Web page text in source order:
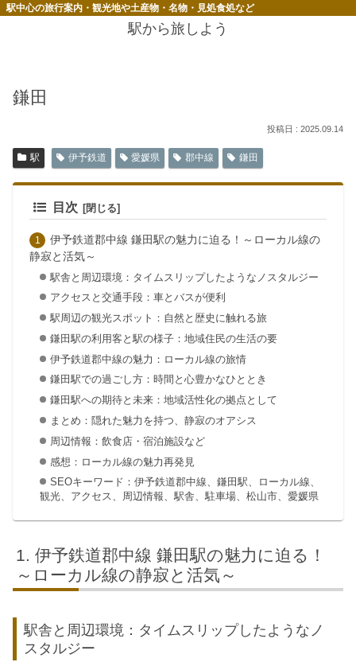
駅中心の旅行案内・観光地や土産物・名物・見処食処など
駅から旅しよう
鎌田
2025.09.14
駅 伊予鉄道 愛媛県 郡中線 鎌田
目次
伊予鉄道郡中線 鎌田駅の魅力に迫る！～ローカル線の
静寂と活気～
駅舎と周辺環境：タイムスリップしたようなノスタルジー
アクセスと交通手段：車とバスが便利
駅周辺の観光スポット：自然と歴史に触れる旅
鎌田駅の利用客と駅の様子：地域住民の生活の要
伊予鉄道郡中線の魅力：ローカル線の旅情
鎌田駅での過ごし方：時間と心豊かなひととき
鎌田駅への期待と未来：地域活性化の拠点として
まとめ：隠れた魅力を持つ、静寂のオアシス
周辺情報：飲食店・宿泊施設など
感想：ローカル線の魅力再発見
SEOキーワード：伊予鉄道郡中線、鎌田駅、ローカル線、
観光、アクセス、周辺情報、駅舎、駐車場、松山市、愛媛県
伊予鉄道郡中線 鎌田駅の魅力に迫る！
～ローカル線の静寂と活気～
駅舎と周辺環境：タイムスリップしたようなノ
スタルジー